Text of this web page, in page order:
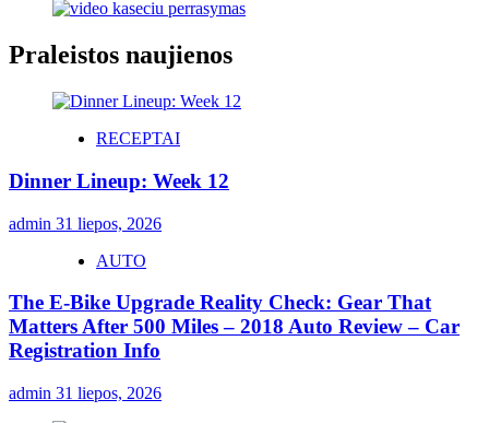
Praleistos naujienos
RECEPTAI
Dinner Lineup: Week 12
admin 31 liepos, 2026
AUTO
The E-Bike Upgrade Reality Check: Gear That
Matters After 500 Miles – 2018 Auto Review – Car
Registration Info
admin 31 liepos, 2026